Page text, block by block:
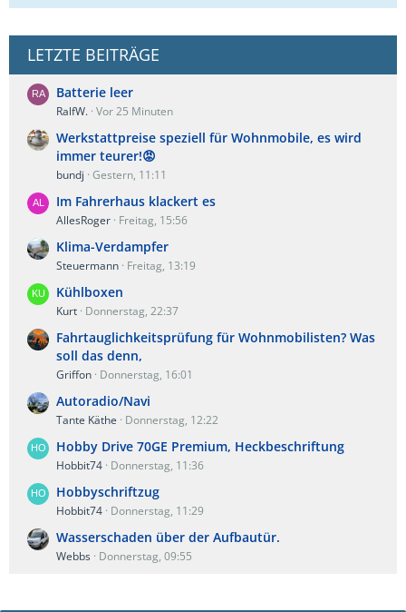
LETZTE BEITRÄGE
Batterie leer
RalfW. Vor 25 Minuten
Werkstattpreise speziell für Wohnmobile, es wird
immer teurer!😡
bundj Gestern, 11:11
Im Fahrerhaus klackert es
AllesRoger Freitag, 15:56
Klima-Verdampfer
Steuermann Freitag, 13:19
Kühlboxen
Kurt Donnerstag, 22:37
Fahrtauglichkeitsprüfung für Wohnmobilisten? Was
soll das denn,
Griffon Donnerstag, 16:01
Autoradio/Navi
Tante Käthe Donnerstag, 12:22
Hobby Drive 70GE Premium, Heckbeschriftung
Hobbit74 Donnerstag, 11:36
Hobbyschriftzug
Hobbit74 Donnerstag, 11:29
Wasserschaden über der Aufbautür.
Webbs Donnerstag, 09:55